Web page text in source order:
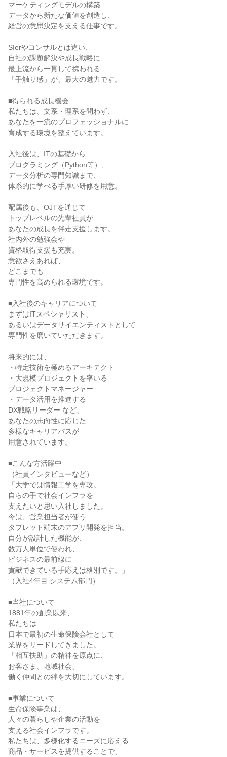
マーケティングモデルの構築
データから新たな価値を創造し、
経営の意思決定を支える仕事です。
SIerやコンサルとは違い、
自社の課題解決や成長戦略に
最上流から一貫して携われる
「手触り感」が、最大の魅力です。
■得られる成長機会
私たちは、文系・理系を問わず、
あなたを一流のプロフェッショナルに
育成する環境を整えています。
入社後は、ITの基礎から
プログラミング（Python等）、
データ分析の専門知識まで、
体系的に学べる手厚い研修を用意。
配属後も、OJTを通じて
トップレベルの先輩社員が
あなたの成長を伴走支援します。
社内外の勉強会や
資格取得支援も充実。
意欲さえあれば、
どこまでも
専門性を高められる環境です。
■入社後のキャリアについて
まずはITスペシャリスト、
あるいはデータサイエンティストとして
専門性を磨いていただきます。
将来的には、
・特定技術を極めるアーキテクト
・大規模プロジェクトを率いる
プロジェクトマネージャー
・データ活用を推進する
DX戦略リーダー など、
あなたの志向性に応じた
多様なキャリアパスが
用意されています。
■こんな方活躍中
（社員インタビューなど）
「大学では情報工学を専攻。
自らの手で社会インフラを
支えたいと思い入社しました。
今は、営業担当者が使う
タブレット端末のアプリ開発を担当。
自分が設計した機能が、
数万人単位で使われ、
ビジネスの最前線に
貢献できている手応えは格別です。」
（入社4年目 システム部門）
■当社について
1881年の創業以来、
私たちは
日本で最初の生命保険会社として
業界をリードしてきました。
「相互扶助」の精神を原点に、
お客さま、地域社会、
働く仲間との絆を大切にしています。
■事業について
生命保険事業は、
人々の暮らしや企業の活動を
支える社会インフラです。
私たちは、多様化するニーズに応える
商品・サービスを提供することで、